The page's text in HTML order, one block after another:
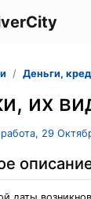
Деньги,
их
работа, 29